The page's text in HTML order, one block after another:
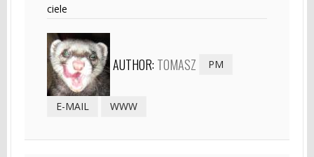
ciele
AUTHOR: TOMASZ PM
E-MAIL WWW